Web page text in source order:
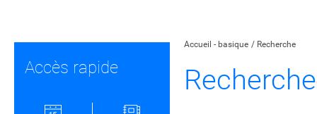
Accueil - basique Recherche
Recherche
Accès rapide